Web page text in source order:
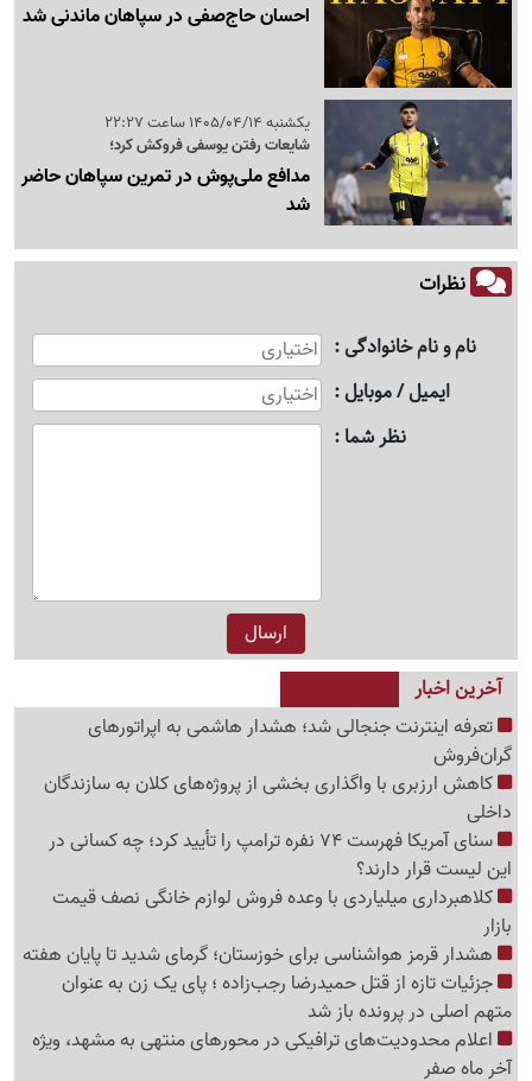
احسان حاج‌صفی در سپاهان ماندنی شد
یکشنبه 1405/04/14 ساعت 22:27
شایعات رفتن یوسفی فروکش کرد؛
مدافع ملی‌پوش در تمرین سپاهان حاضر
شد
نظرات
نام و نام خانوادگی
ایمیل / موبایل
نظر شما
آخرین اخبار
تعرفه اینترنت جنجالی شد؛ هشدار هاشمی به اپراتورهای
گرا‌ن‌فروش
کاهش ارزبری با واگذاری بخشی از پروژه‌های کلان به سازندگان
داخلی
سنای آمریکا فهرست 74 نفره ترامپ را تأیید کرد؛ چه کسانی در
این لیست قرار دارند؟
کلاهبرداری میلیاردی با وعده فروش لوازم خانگی نصف قیمت
بازار
هشدار قرمز هواشناسی برای خوزستان؛ گرمای شدید تا پایان هفته
جزئیات تازه از قتل حمیدرضا رجب‌زاده ؛ پای یک زن به عنوان
متهم اصلی در پرونده باز شد
اعلام محدودیت‌های ترافیکی در محورهای منتهی به مشهد، ویژه
آخر ماه صفر